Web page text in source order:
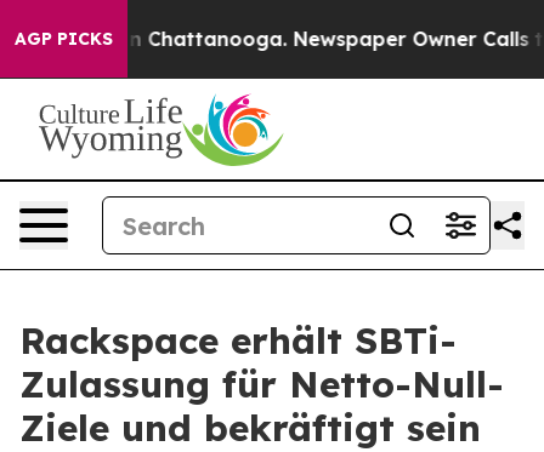
AGP PICKS
Chaos in Chattanooga. Newspaper Owner Calls
Rackspace erhält SBTi-
Zulassung für Netto-Null-
Ziele und bekräftigt sein